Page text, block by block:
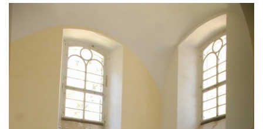
Kaple svatého Vavřince v Mirošovicích
Márnice na hřbitově v Račicích
Márnice na hřbitově v Dobříni
Kaple v Bezděkově
Kaple Nejsvětější Trojice v centru Liběšic